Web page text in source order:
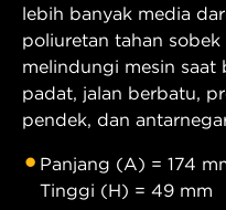
lebih banyak media
poliuretan tahan
melindungi mesin saat
padat, jalan berbatu,
pendek, dan
Panjang (A) = 174
Tinggi (H) = 49 mm